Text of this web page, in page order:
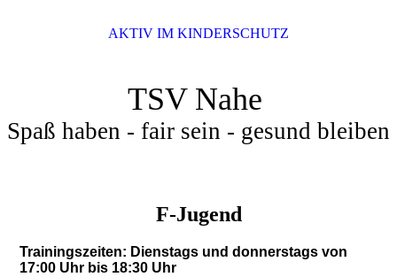
TSV Nahe
Spaß haben - fair sein - gesund bleiben
F-Jugend
Trainingszeiten: Dienstags und donnerstags von
17:00 Uhr bis 18:30 Uhr
AKTIV IM KINDERSCHUTZ